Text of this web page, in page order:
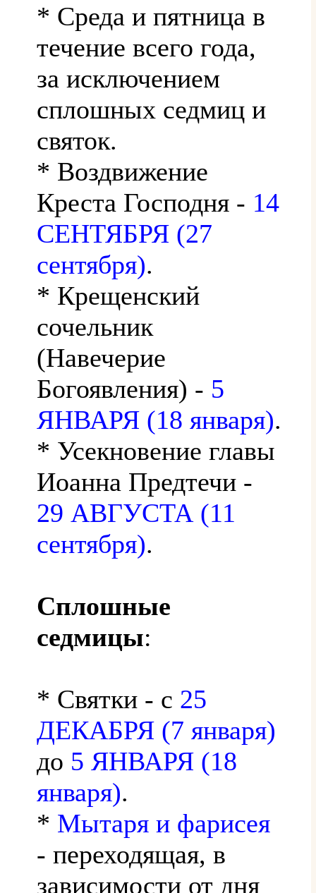
* Среда и пятница в
течение всего года,
за исключением
сплошных седмиц и
святок.
* Воздвижение
Креста Господня - 14
СЕНТЯБРЯ (27
сентября).
* Крещенский
сочельник
(Навечерие
Богоявления) - 5
ЯНВАРЯ (18 января).
* Усекновение главы
Иоанна Предтечи -
29 АВГУСТА (11
сентября).
Сплошные
седмицы:
* Святки - с 25
ДЕКАБРЯ (7 января)
до 5 ЯНВАРЯ (18
января).
* Мытаря и фарисея
- переходящая, в
зависимости от дня